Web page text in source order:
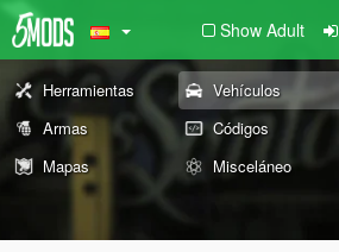
Show Adult
Herramientas Vehículos
Armas
Códigos
Mapas
Misceláneo